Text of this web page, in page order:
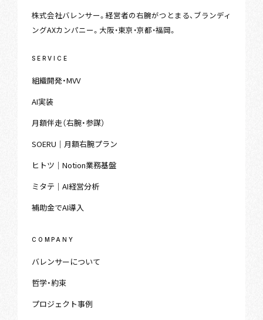
株式会社バレンサー。経営者の右腕がつとまる、ブランディ
ングAXカンパニー。大阪・東京・京都・福岡。
SERVICE
組織開発・MVV
AI実装
月額伴走（右腕・参謀）
SOERU｜月額右腕プラン
ヒトツ｜Notion業務基盤
ミタテ｜AI経営分析
補助金でAI導入
COMPANY
バレンサーについて
哲学・約束
プロジェクト事例